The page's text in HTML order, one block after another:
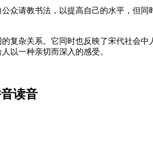
众请教书法，以提高自己的水平，但
复杂关系。它同时也反映了宋代社会
以一种亲切而深入的感受。
读音